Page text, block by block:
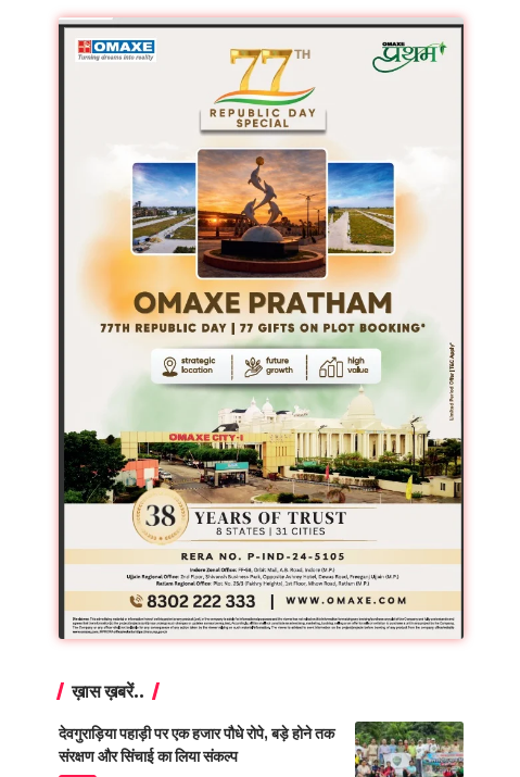
ख़ास ख़बरें..
देवगुराड़िया पहाड़ी पर एक हजार पौधे रोपे, बड़े होने तक
संरक्षण और सिंचाई का लिया संकल्प